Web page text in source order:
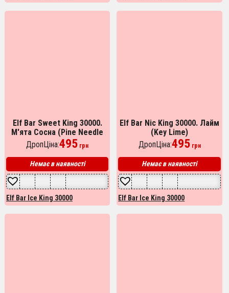
Elf Bar Sweet King 30000.
М'ята Сосна (Pine Needle
Mint)
ДропЦіна:495 грн
Немає в наявності
Elf Bar Ice King 30000
Elf Bar Nic King 30000. Лайм
(Key Lime)
ДропЦіна:495грн
Немає в наявності
Elf Bar Ice King 30000